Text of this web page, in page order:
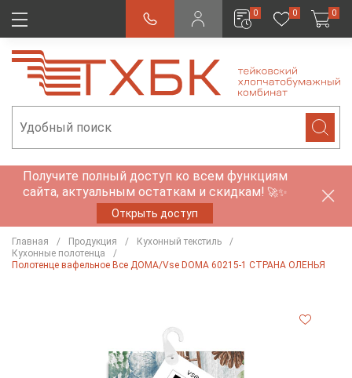
0 0 0
Получите полный доступ ко всем функциям
сайта, актуальным остаткам и скидкам! 🚀✨
Открыть доступ
Главная Продукция
Кухонный текстиль
Кухонные полотенца
Полотенце вафельное Все ДОМА/Vse DOMA 60215-1 СТРАНА ОЛЕНЬЯ